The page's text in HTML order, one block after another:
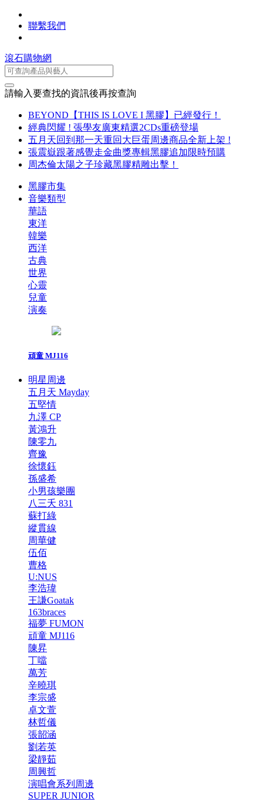
聯繫我們
滾石購物網
請輸入要查找的資訊後再按查詢
BEYOND【THIS IS LOVE I 黑膠】已經發行！
經典閃耀 ! 張學友廣東精選2CDs重磅登場
五月天回到那一天重回大巨蛋周邊商品全新上架 !
張震嶽跟著感覺走金曲獎專輯黑膠追加限時預購
周杰倫太陽之子珍藏黑膠精雕出擊！
黑膠市集
音樂類型
華語
東洋
韓樂
西洋
古典
世界
心靈
兒童
演奏
頑童 MJ116
明星周邊
五月天 Mayday
五堅情
九澤 CP
黃鴻升
陳零九
齊豫
徐懷鈺
孫盛希
小男孩樂團
八三夭 831
蘇打綠
縱貫線
周華健
伍佰
曹格
U:NUS
李浩瑋
王謙Goatak
163braces
福夢 FUMON
頑童 MJ116
陳昇
丁噹
萬芳
辛曉琪
李宗盛
卓文萱
林哲儀
張韶涵
劉若英
梁靜茹
周興哲
演唱會系列周邊
SUPER JUNIOR